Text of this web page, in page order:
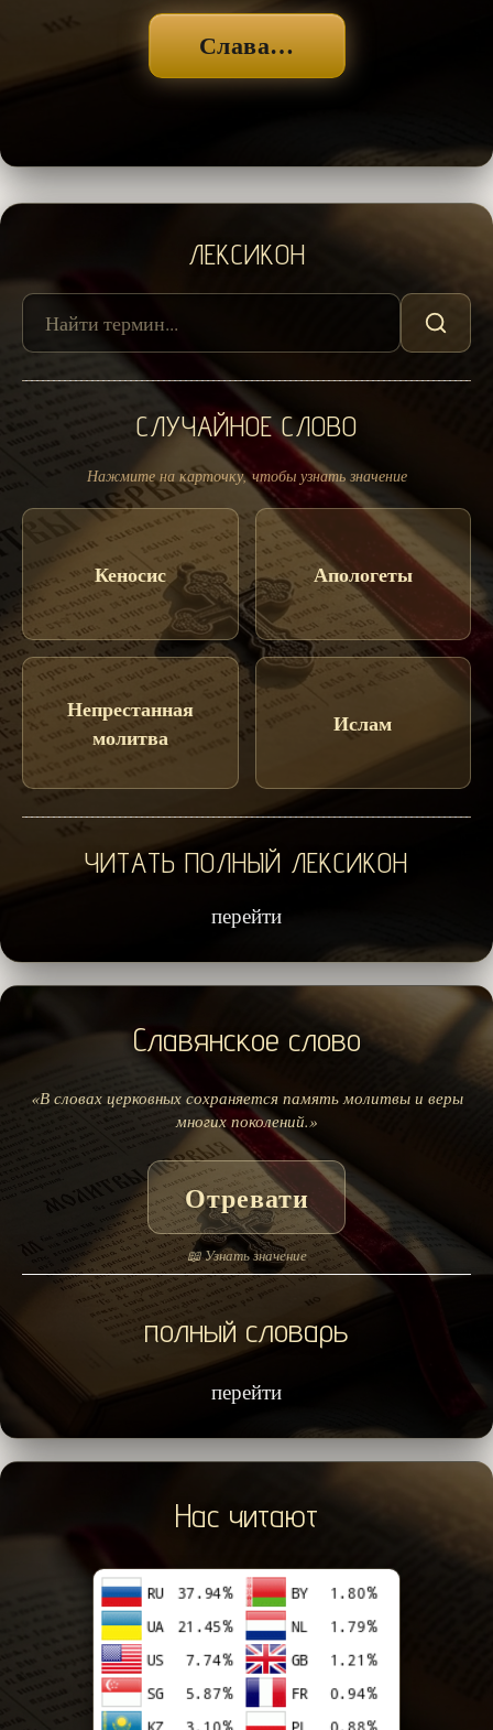
Слава…
ЛЕКСИКОН
СЛУЧАЙНОЕ СЛОВО
Нажмите на карточку, чтобы узнать значение
Кеносис Апологеты
Непрестанная
молитва
Ислам
ЧИТАТЬ ПОЛНЫЙ ЛЕКСИКОН
перейти
Славянское слово
«В словах церковных сохраняется память молитвы и веры
многих поколений.»
Отревати
📖 Узнать значение
полный словарь
перейти
Нас читают